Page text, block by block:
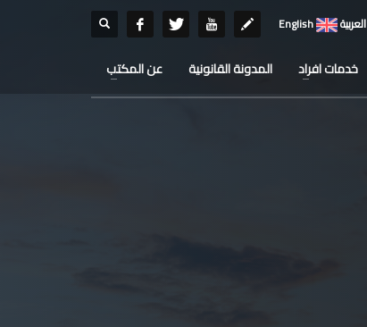
العربية English
خدمات افراد المدونة القانونية عن المكتب